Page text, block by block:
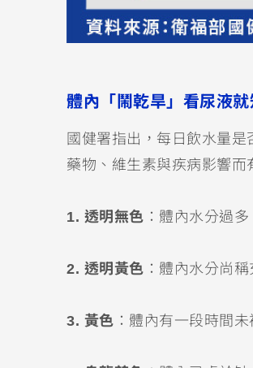
體內「鬧乾旱」看尿液
國健署指出，每日飲水量
藥物、維生素與疾病影響而
1. 透明無色 ：體內水分過
2. 透明黃色 ：體內水分尚
3. 黃色 ：體內有一段時間